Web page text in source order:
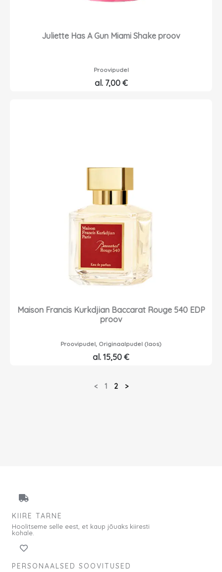
4
Juliette Has A Gun Miami Shake proov
Proovipudel
al. 7,00 €
Maison Francis Kurkdjian Baccarat Rouge 540 EDP
proov
Proovipudel, Originaalpudel (laos)
al. 15,50 €
< 1 2 >
KIIRE TARNE
Hoolitseme selle eest, et kaup jõuaks kiiresti
kohale.
PERSONAALSED SOOVITUSED